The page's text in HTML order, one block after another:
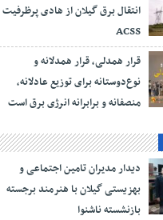
انتقال برق گیلان از هادی پرظرفیت
ACSS
قرار همدلی، قرار همدلانه و
نوع‌دوستانه برای توزیع عادلانه،
منصفانه و برابرانه انرژی برق است
دیدار مدیران تامین اجتماعی و
بهزیستی گیلان با هنرمند برجسته
بازنشسته ناشنوا